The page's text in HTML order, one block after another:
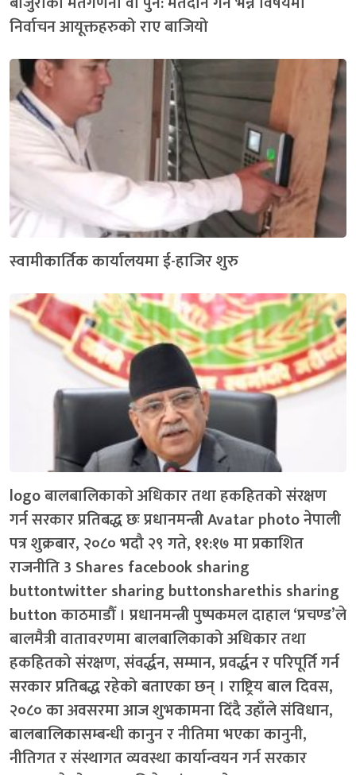
निर्वाचन आयूक्तहरुको राए बाजियो
स्वामीकार्तिक कार्यालयमा ई-हाजिर शुरु
logo बालबालिकाको अधिकार तथा हकहितको संरक्षण
गर्न सरकार प्रतिबद्ध छः प्रधानमन्त्री Avatar photo नेपाली
पत्र शुक्रबार, २०८० भदौ २९ गते, ११:१७ मा प्रकाशित
राजनीति 3 Shares facebook sharing
buttontwitter sharing buttonsharethis sharing
button काठमाडौँ । प्रधानमन्त्री पुष्पकमल दाहाल ‘प्रचण्ड’ले
बालमैत्री वातावरणमा बालबालिकाको अधिकार तथा
हकहितको संरक्षण, संवर्द्धन, सम्मान, प्रवर्द्धन र परिपूर्ति गर्न
सरकार प्रतिबद्ध रहेको बताएका छन् । राष्ट्रिय बाल दिवस,
२०८० का अवसरमा आज शुभकामना दिँदै उहाँले संविधान,
बालबालिकासम्बन्धी कानुन र नीतिमा भएका कानुनी,
नीतिगत र संस्थागत व्यवस्था कार्यान्वयन गर्न सरकार